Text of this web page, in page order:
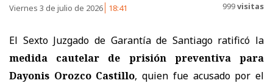
Viernes 3 de julio de 2026 18:41 999visitas
El Sexto Juzgado de Garantía de Santiago ratificó la
medida cautelar de prisión preventiva para
Dayonis Orozco Castillo, quien fue acusado por el